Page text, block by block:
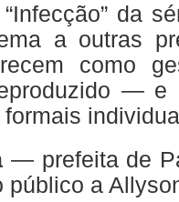
da
a outras
como
— e
— prefeita de
público a